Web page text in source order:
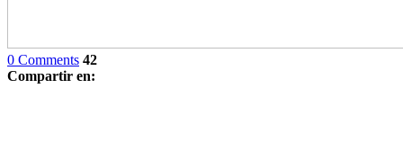
0 Comments 42
Compartir en: